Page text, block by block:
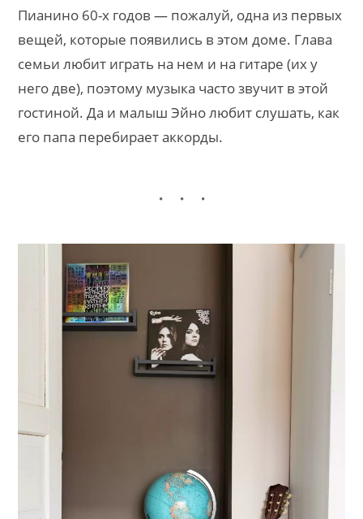
Пианино 60-х годов — пожалуй, одна из первых
вещей, которые появились в этом доме. Глава
семьи любит играть на нем и на гитаре (их у
него две), поэтому музыка часто звучит в этой
гостиной. Да и малыш Эйно любит слушать, как
его папа перебирает аккорды.